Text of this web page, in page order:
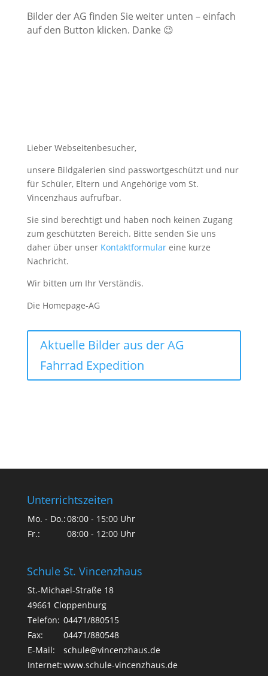
Bilder der AG finden Sie weiter unten – einfach
auf den Button klicken. Danke 😉
Lieber Webseitenbesucher,
unsere Bildgalerien sind passwortgeschützt und nur
für Schüler, Eltern und Angehörige vom St.
Vincenzhaus aufrufbar.
Sie sind berechtigt und haben noch keinen Zugang
zum geschützten Bereich. Bitte senden Sie uns
daher über unser Kontaktformular eine kurze
Nachricht.
Wir bitten um Ihr Verständis.
Die Homepage-AG
Aktuelle Bilder aus der AG
Fahrrad Expedition
Unterrichtszeiten
Mo. - Do.:08:00 - 15:00 Uhr
Fr.:
08:00 - 12:00 Uhr
Schule St. Vincenzhaus
St.-Michael-Straße 18
49661 Cloppenburg
Telefon: 04471/880515
Fax:
04471/880548
E-Mail:
schule@vincenzhaus.de
Internet:www.schule-vincenzhaus.de